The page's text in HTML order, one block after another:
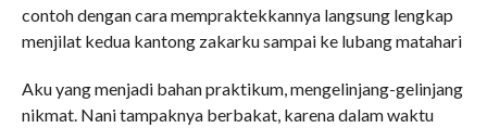
contoh dengan cara mempraktekkannya langsung lengkap
menjilat kedua kantong zakarku sampai ke lubang matahari
Aku yang menjadi bahan praktikum, mengelinjang-gelinjang
nikmat. Nani tampaknya berbakat, karena dalam waktu